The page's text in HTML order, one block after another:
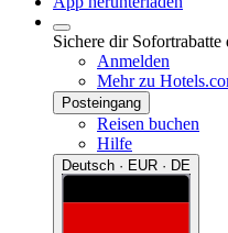
Sichere dir
Anmelden
Mehr zu
Posteingang
Reisen buchen
Hilfe
Deutsch · EUR · DE